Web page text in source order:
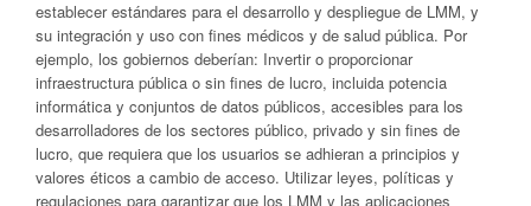
establecer estándares para el desarrollo y despliegue de LMM, y
su integración y uso con fines médicos y de salud pública. Por
ejemplo, los gobiernos deberían: Invertir o proporcionar
infraestructura pública o sin fines de lucro, incluida potencia
informática y conjuntos de datos públicos, accesibles para los
desarrolladores de los sectores público, privado y sin fines de
lucro, que requiera que los usuarios se adhieran a principios y
valores éticos a cambio de acceso. Utilizar leyes, políticas y
regulaciones para garantizar que los LMM y las aplicaciones